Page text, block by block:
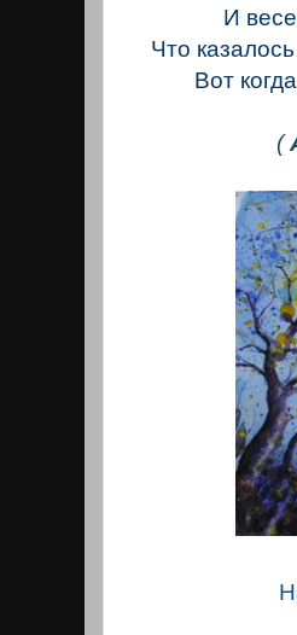
И
Что
Вот
(